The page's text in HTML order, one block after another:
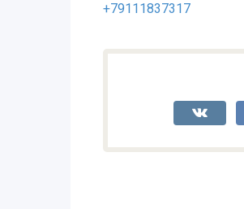
+79111837317